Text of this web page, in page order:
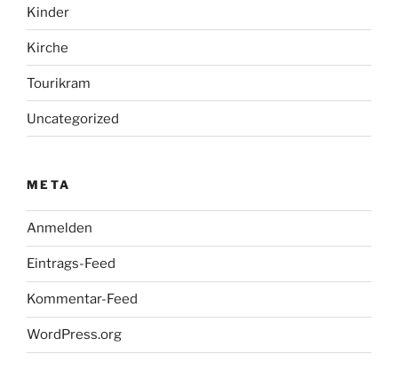
Kinder
Kirche
Tourikram
Uncategorized
META
Anmelden
Eintrags-Feed
Kommentar-Feed
WordPress.org